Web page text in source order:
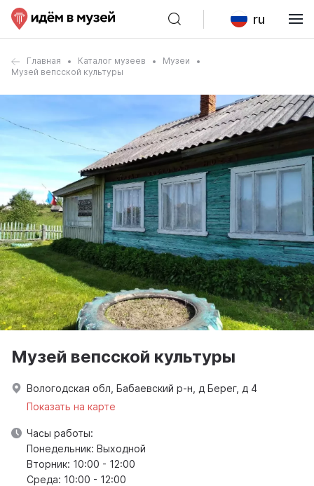
ru
Главная Каталог музеев
Музеи
Музей вепсской культуры
Музей вепсской культуры
Вологодская обл, Бабаевский р-н, д Берег, д 4
Показать на карте
Часы работы:
Понедельник: Выходной
Вторник: 10:00 - 12:00
Среда: 10:00 - 12:00